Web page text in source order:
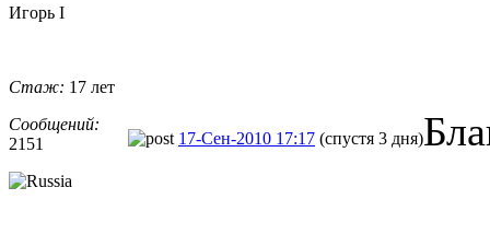
Игорь I
Стаж: 17 лет
Сообщений:
2151
17-Сен-2010 17:17 (спустя 3 дня)